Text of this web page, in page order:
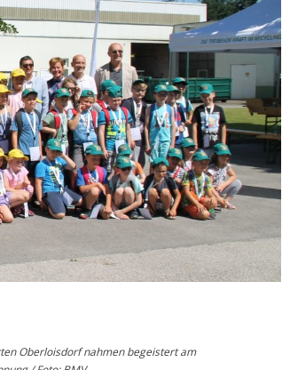
Oberloisdorf nahmen begeistert am